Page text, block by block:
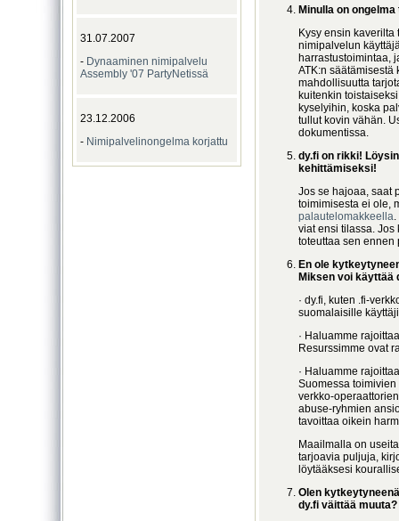
31.07.2007
- Dynaaminen nimipalvelu
Assembly '07 PartyNetissä
23.12.2006
- Nimipalvelinongelma korjattu
Minulla on
Kysy ensin
nimipalvelun
harrastustoimintaa,
ATK:n
mahdollisuutta
kuitenkin
kyselyihin, koska
tullut kovin vähän.
dokumentissa.
dy.fi on rikki!
kehittämiseksi!
Jos se hajoaa, saat
toimimisesta ei ole,
palautelomakkeella
viat ensi tilassa. Jos
toteuttaa sen ennen
En ole
Miksen voi käyttää
· dy.fi, kuten .fi-
suomalaisille
· Haluamme
Resurssimme ovat
· Haluamme
Suomessa
verkko-
abuse-ryhmien
tavoittaa oikein
Maailmalla on
tarjoavia puljuja,
löytääksesi
Olen
dy.fi väittää muuta?